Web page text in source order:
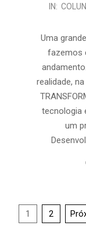
IN:
Uma
fazemos
realidade,
tecnologia
um
1 2